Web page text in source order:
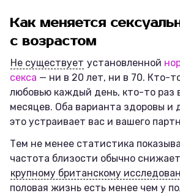
Как меняется
с возрастом
Не существует установленной
секса — ни в 20 лет, ни в 70. Кто-
любовью каждый день, кто-то раз
месяцев. Оба варианта здоровы и
это устраивает вас и вашего
Тем не менее статистика
частота близости обычно
крупному британскому
половая жизнь есть менее чем у